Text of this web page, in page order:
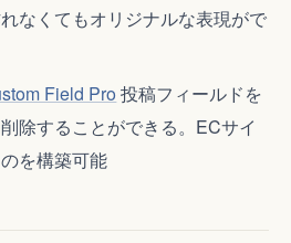
なくてもオリジナルな表現がで
Field Pro 投稿フィールドを
除することができる。ECサイ
を構築可能